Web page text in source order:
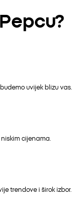
uvijek blizu vas.
cijenama.
trendove i širok izbor.